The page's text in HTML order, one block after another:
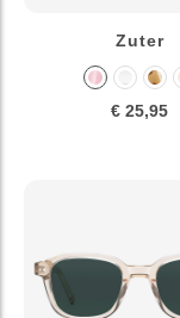
Zuter
€ 25,95